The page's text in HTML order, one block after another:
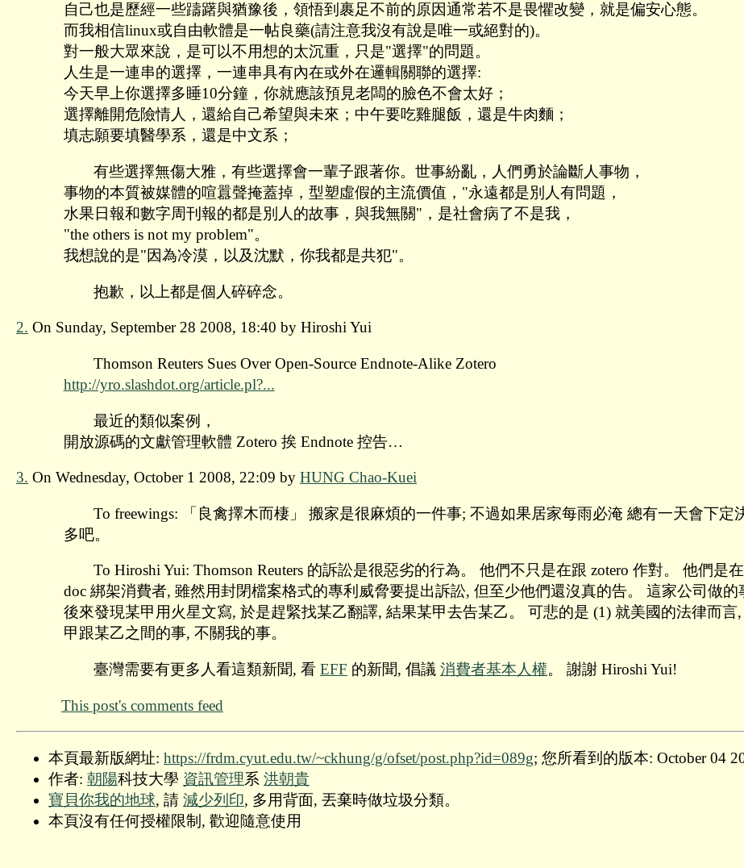
自己也是歷經一些躊躇與猶豫後，領悟到裹足不前的原因通常若不是畏懼改變，就是偏安心態。
而我相信linux或自由軟體是一帖良藥(請注意我沒有說是唯一或絕對的)。
對一般大眾來說，是可以不用想的太沉重，只是"選擇"的問題。
人生是一連串的選擇，一連串具有內在或外在邏輯關聯的選擇:
今天早上你選擇多睡10分鐘，你就應該預見老闆的臉色不會太好；
選擇離開危險情人，還給自己希望與未來；中午要吃雞腿飯，還是牛肉麵；
填志願要填醫學系，還是中文系；
有些選擇無傷大雅，有些選擇會一輩子跟著你。世事紛亂，人們勇於論斷人事物，
事物的本質被媒體的喧囂聲掩蓋掉，型塑虛假的主流價值，"永遠都是別人有問題，
水果日報和數字周刊報的都是別人的故事，與我無關"，是社會病了不是我，
"the others is not my problem"。
我想說的是"因為冷漠，以及沈默，你我都是共犯"。
抱歉，以上都是個人碎碎念。
2. On Sunday, September 28 2008, 18:40 by Hiroshi Yui
Thomson Reuters Sues Over Open-Source Endnote-Alike Zotero
http://yro.slashdot.org/article.pl?...
最近的類似案例，
開放源碼的文獻管理軟體 Zotero 挨 Endnote 控告…
3. On Wednesday, October 1 2008, 22:09 by HUNG Chao-Kuei
To freewings: 「良禽擇木而棲」 搬家是很麻煩的一件事; 不過如果居家每雨必淹 總有一天會下
多吧。
To Hiroshi Yui: Thomson Reuters 的訴訟是很惡劣的行為。 他們不只是在跟 zotero 作對。 他們
doc 綁架消費者, 雖然用封閉檔案格式的專利威脅要提出訴訟, 但至少他們還沒真的告。 這家公司做
後來發現某甲用火星文寫, 於是趕緊找某乙翻譯, 結果某甲去告某乙。 可悲的是 (1) 就美國的法律而
甲跟某乙之間的事, 不關我的事。
臺灣需要有更多人看這類新聞, 看 EFF 的新聞, 倡議 消費者基本人權。 謝謝 Hiroshi Yui!
This post's comments feed
本頁最新版網址: https://frdm.cyut.edu.tw/~ckhung/g/ofset/post.php?id=089g; 您所看到的版本: October 04
作者: 朝陽科技大學 資訊管理系 洪朝貴
寶貝你我的地球, 請 減少列印, 多用背面, 丟棄時做垃圾分類。
本頁沒有任何授權限制, 歡迎隨意使用